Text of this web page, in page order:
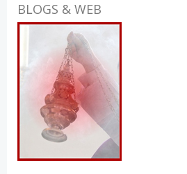
BLOGS & WEB